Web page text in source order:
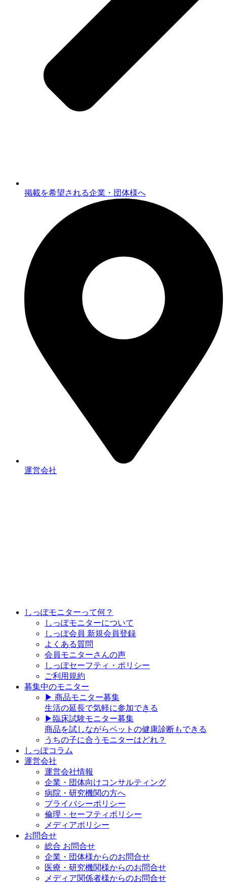
掲載を希望される企業・団体様へ
運営会社
しっぽモニターって何？
しっぽモニターについて
しっぽ会員 新規会員登録
よくある質問
会員モニターさんの声
しっぽセーフティ・ポリシー
ご利用規約
募集中のモニター
▶︎ 商品モニター募集
生活の延長で気軽に参加できる
▶︎臨床試験モニター募集
商品を試しながらペットの健康診断もできる
うちの子に合うモニターはどれ？
しっぽコラム
運営会社
運営会社情報
企業・団体向けコンサルティング
病院・研究機関の方へ
プライバシーポリシー
倫理・セーフティポリシー
メディアポリシー
お問合せ
総合 お問合せ
企業・団体様からのお問合せ
医療・研究機関様からのお問合せ
メディア関係者様からのお問合せ